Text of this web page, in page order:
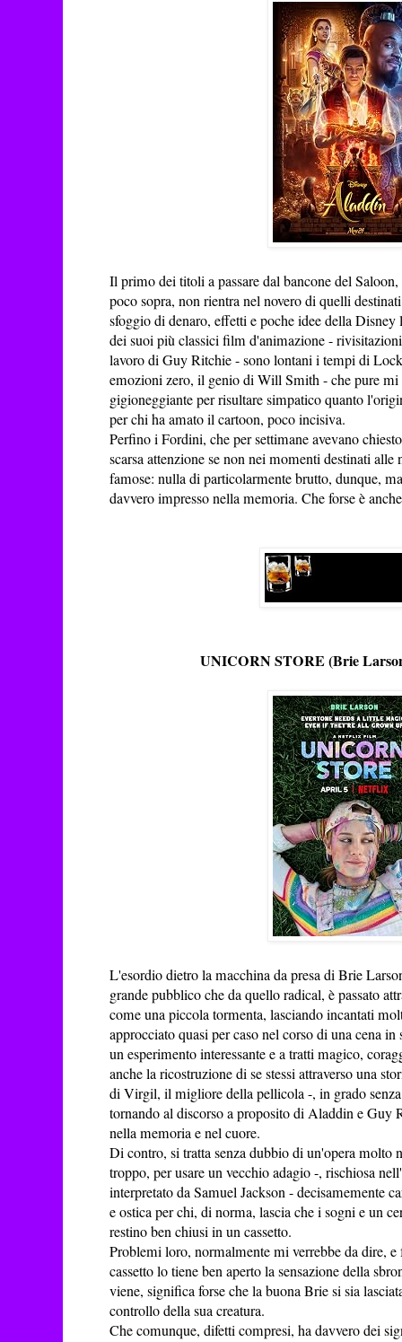
Il primo dei titoli a passare dal bancone del
poco sopra, non rientra nel novero di quelli
sfoggio di denaro, effetti e poche idee della
dei suoi più classici film d'animazione -
lavoro di Guy Ritchie - sono lontani i tempi di
emozioni zero, il genio di Will Smith - che pure mi
gigioneggiante per risultare simpatico quanto
per chi ha amato il cartoon, poco incisiva.
Perfino i Fordini, che per settimane avevano
scarsa attenzione se non nei momenti destinati
famose: nulla di particolarmente brutto, dunque,
davvero impresso nella memoria. Che forse è
UNICORN STORE (Brie
L'esordio dietro la macchina da presa di Brie
grande pubblico che da quello radical, è passato
come una piccola tormenta, lasciando incantati
approcciato quasi per caso nel corso di una cena
un esperimento interessante e a tratti magico,
anche la ricostruzione di se stessi attraverso una
di Virgil, il migliore della pellicola -, in grado
tornando al discorso a proposito di Aladdin e Guy
nella memoria e nel cuore.
Di contro, si tratta senza dubbio di un'opera molto
troppo, per usare un vecchio adagio -, rischiosa
interpretato da Samuel Jackson - decisamemente
e ostica per chi, di norma, lascia che i sogni e un
restino ben chiusi in un cassetto.
Problemi loro, normalmente mi verrebbe da dire, e
cassetto lo tiene ben aperto la sensazione della
viene, significa forse che la buona Brie si sia
controllo della sua creatura.
Che comunque, difetti compresi, ha davvero dei